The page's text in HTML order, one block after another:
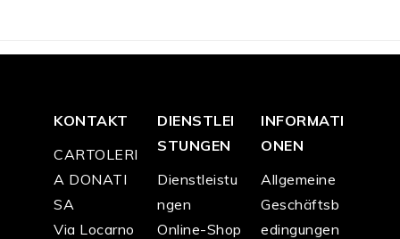
KONTAKT
CARTOLERI
A DONATI
SA
Via Locarno
DIENSTLEI
STUNGEN
Dienstleistu
ngen
Online-Shop
INFORMATI
ONEN
Allgemeine
Geschäftsb
edingungen